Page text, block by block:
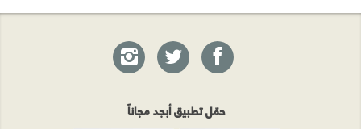
حمّل تطبيق أبجد مجاناً